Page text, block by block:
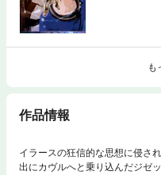
も
作品情報
イラースの狂信的な思想に侵さ
出にカヴルへと乗り込んだジゼ